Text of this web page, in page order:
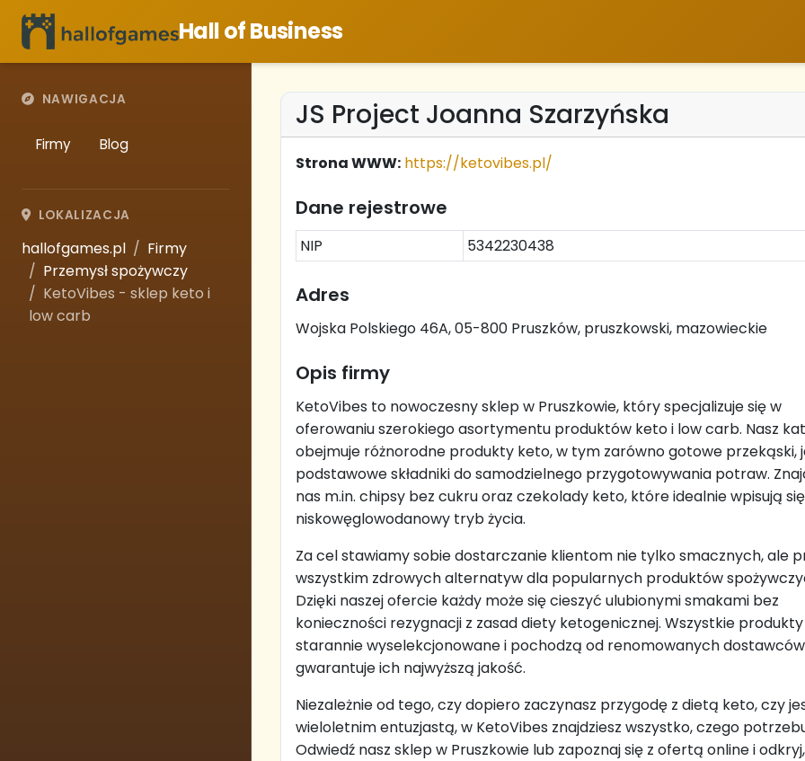
Hall of Business
NAWIGACJA
Firmy Blog
LOKALIZACJA
hallofgames.pl
Firmy
Przemysł spożywczy
KetoVibes - sklep keto i
low carb
JS Project Joanna Szarzyńska
Strona WWW: https://ketovibes.pl/
Dane rejestrowe
NIP 5342230438
Adres
Wojska Polskiego 46A, 05-800 Pruszków, pruszkowski, mazowieckie
Opis firmy
KetoVibes to nowoczesny sklep w Pruszkowie, który specjalizuje się w
oferowaniu szerokiego asortymentu produktów keto i low carb. Nasz
obejmuje różnorodne produkty keto, w tym zarówno gotowe przekąski,
podstawowe składniki do samodzielnego przygotowywania potraw.
nas m.in. chipsy bez cukru oraz czekolady keto, które idealnie wpisują
niskowęglowodanowy tryb życia.
Za cel stawiamy sobie dostarczanie klientom nie tylko smacznych, ale
wszystkim zdrowych alternatyw dla popularnych produktów
Dzięki naszej ofercie każdy może się cieszyć ulubionymi smakami bez
konieczności rezygnacji z zasad diety ketogenicznej. Wszystkie
starannie wyselekcjonowane i pochodzą od renomowanych
gwarantuje ich najwyższą jakość.
Niezależnie od tego, czy dopiero zaczynasz przygodę z dietą keto, czy
wieloletnim entuzjastą, w KetoVibes znajdziesz wszystko, czego
Odwiedź nasz sklep w Pruszkowie lub zapoznaj się z ofertą online i